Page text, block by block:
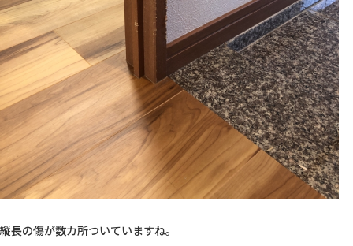
縦長の傷が数カ所ついていますね。